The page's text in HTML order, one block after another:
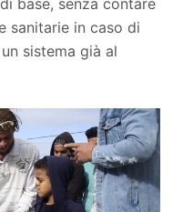
sanitarie in caso di
sistema già al